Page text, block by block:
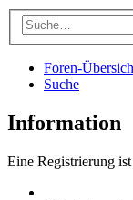
Foren-
Suche
Information
Eine Registrierung